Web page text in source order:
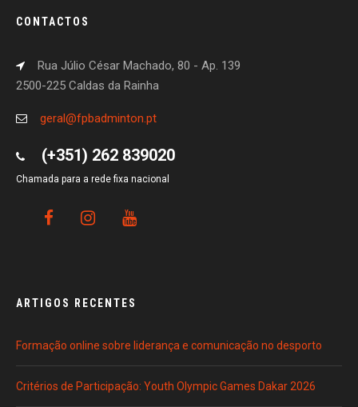
CONTACTOS
Rua Júlio César Machado, 80 - Ap. 139
2500-225 Caldas da Rainha
geral@fpbadminton.pt
(+351) 262 839020
Chamada para a rede fixa nacional
ARTIGOS RECENTES
Formação online sobre liderança e comunicação no desporto
Critérios de Participação: Youth Olympic Games Dakar 2026